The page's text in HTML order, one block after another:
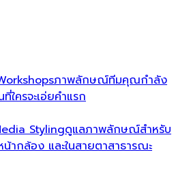
ภาพลักษณ์ทีมคุณกำลัง
ใครจะเอ่ยคำแรก
Stylingดูแลภาพลักษณ์สำหรับ
ากล้อง และในสายตาสาธารณะ